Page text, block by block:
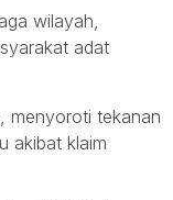
wilayah,
adat
menyoroti tekanan
akibat klaim